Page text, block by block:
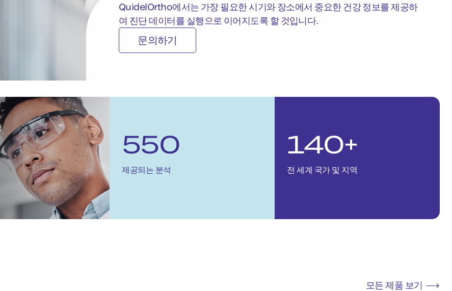
QuidelOrtho에서는 가장 필요한 시기와 장소에서 중요한 건강 정보를 제공하
여 진단 데이터를 실행으로 이어지도록 할 것입니다.
문의하기
550
제공되는 분석
140+
전 세계 국가 및 지역
모든 제품 보기